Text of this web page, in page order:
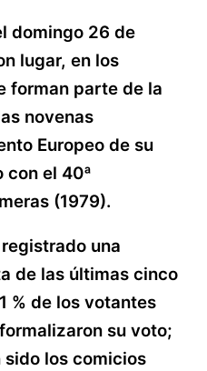
domingo 26 de
lugar, en los
forman parte de la
novenas
Europeo de su
con el 40ª
(1979).
una
de las últimas cinco
% de los votantes
su voto;
los comicios